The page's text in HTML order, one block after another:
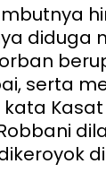
diduga
serta
Kasat